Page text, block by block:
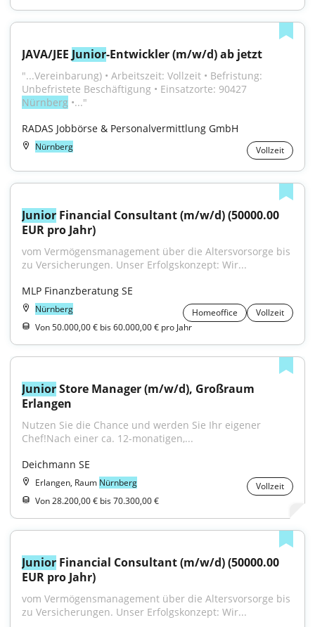
JAVA/JEE Junior-Entwickler (m/w/d) ab jetzt
"...Vereinbarung) • Arbeitszeit: Vollzeit • Befristung:
Nürnberg •..."
RADAS Jobbörse & Personalvermittlung GmbH
Nürnberg Vollzeit
Junior Financial Consultant (m/w/d) (50000.00
EUR pro Jahr)
vom Vermögensmanagement über die Altersvorsorge bis
zu Versicherungen. Unser Erfolgskonzept: Wir...
MLP Finanzberatung SE
Nürnberg Homeoffice
Vollzeit
Von 50.000,00 € bis 60.000,00 € pro Jahr
Junior Store Manager (m/w/d), Großraum
Erlangen
Nutzen Sie die Chance und werden Sie Ihr eigener
Chef!Nach einer ca. 12-monatigen,...
Deichmann SE
Erlangen, Raum Nürnberg
Vollzeit
Von 28.200,00 € bis 70.300,00 €
Junior Financial Consultant (m/w/d) (50000.00
EUR pro Jahr)
vom Vermögensmanagement über die Altersvorsorge bis
zu Versicherungen. Unser Erfolgskonzept: Wir...